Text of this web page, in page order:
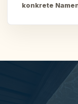
konkrete